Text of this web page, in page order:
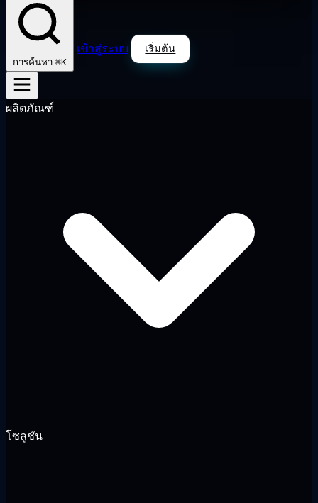
การค้นหา ⌘K
เข้าสู่ระบบ เริ่มต้น
ผลิตภัณฑ์
โซลูชัน